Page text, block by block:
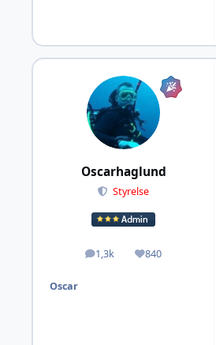
Oscarhaglund
Styrelse
1,3k
Inlägg 840
Omdöme
Oscar